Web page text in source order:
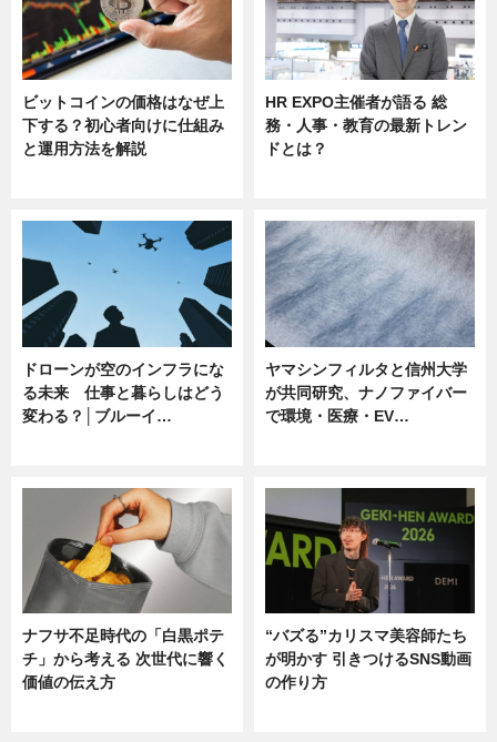
ビットコインの価格はなぜ上
下する？初心者向けに仕組み
と運用方法を解説
HR EXPO主催者が語る 総
務・人事・教育の最新トレン
ドとは？
ドローンが空のインフラにな
る未来 仕事と暮らしはどう
変わる？│ブルーイ…
ヤマシンフィルタと信州大学
が共同研究、ナノファイバー
で環境・医療・EV…
ナフサ不足時代の「白黒ポテ
チ」から考える 次世代に響く
価値の伝え方
“バズる”カリスマ美容師たち
が明かす 引きつけるSNS動画
の作り方